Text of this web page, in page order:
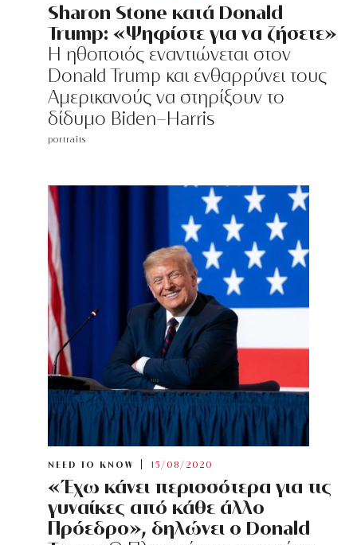
Sharon Stone κατά Donald
Trump: «Ψηφίστε για να ζήσετε»
H ηθοποιός εναντιώνεται στον
Donald Trump και ενθαρρύνει τους
Αμερικανούς να στηρίξουν το
δίδυμο Biden-Harris
portraits
NEED TO KNOW 15/08/2020
«Έχω κάνει περισσότερα για τις
γυναίκες από κάθε άλλο
Πρόεδρο», δηλώνει ο Donald